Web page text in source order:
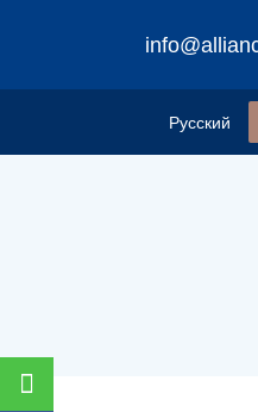
Русский